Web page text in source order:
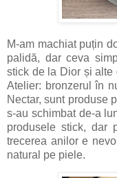
M-am machiat puțin
palidă, dar ceva
stick de la Dior și alte
Atelier: bronzerul în
Nectar, sunt produse
s-au schimbat de-a
produsele stick, dar
trecerea anilor e
natural pe piele.